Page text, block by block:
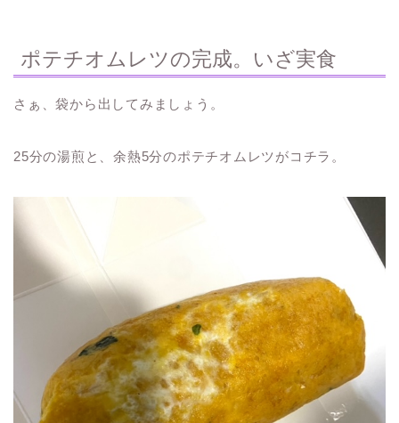
ポテチオムレツの完成。いざ実食
さぁ、袋から出してみましょう。
25分の湯煎と、余熱5分のポテチオムレツがコチラ。